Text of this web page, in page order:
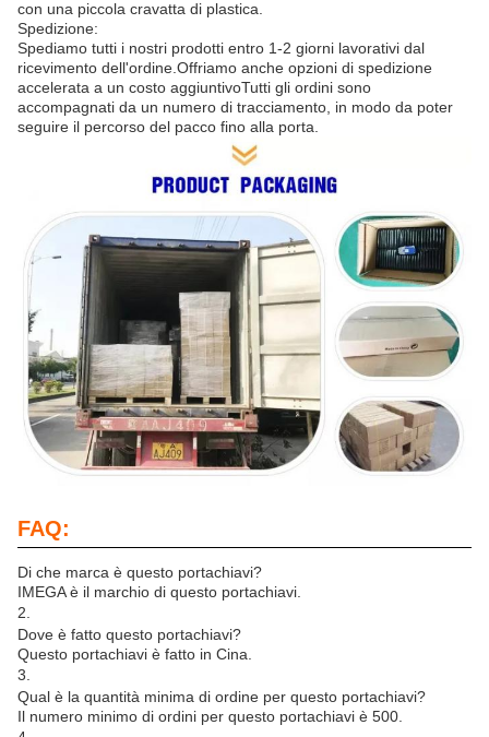
con una piccola cravatta di plastica.
Spedizione:
Spediamo tutti i nostri prodotti entro 1-2 giorni lavorativi dal
ricevimento dell'ordine.Offriamo anche opzioni di spedizione
accelerata a un costo aggiuntivoTutti gli ordini sono
accompagnati da un numero di tracciamento, in modo da poter
seguire il percorso del pacco fino alla porta.
FAQ:
Di che marca è questo portachiavi?
IMEGA è il marchio di questo portachiavi.
2.
Dove è fatto questo portachiavi?
Questo portachiavi è fatto in Cina.
3.
Qual è la quantità minima di ordine per questo portachiavi?
Il numero minimo di ordini per questo portachiavi è 500.